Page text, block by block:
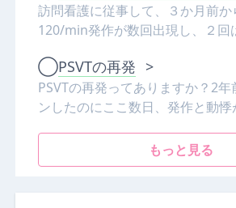
訪問看護に従事して、３か月前
120/min発作が数回出現し、２回
◯PSVTの再発 >
PSVTの再発ってありますか？2年
ンしたのにここ数日、発作と動
もっと見る